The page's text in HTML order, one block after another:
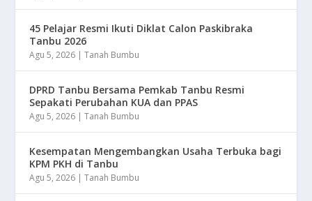
45 Pelajar Resmi Ikuti Diklat Calon Paskibraka
Tanbu 2026
Agu 5, 2026 |Tanah Bumbu
DPRD Tanbu Bersama Pemkab Tanbu Resmi
Sepakati Perubahan KUA dan PPAS
Agu 5, 2026 |Tanah Bumbu
Kesempatan Mengembangkan Usaha Terbuka bagi
KPM PKH di Tanbu
Agu 5, 2026 |Tanah Bumbu